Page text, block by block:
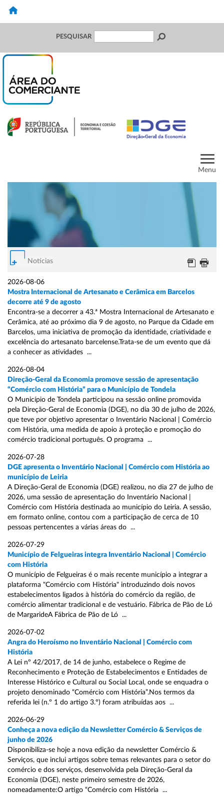
PESQUISAR
Menu
Notícias
2026-08-06
Mostra Internacional de Artesanato e Cerâmica em Barcelos
decorre até 9 de agosto
Encontra-se a decorrer a 43.ª Mostra Internacional de Artesanato e
Cerâmica, até ao próximo dia 9 de agosto, no Parque da Cidade em
Barcelos, uma iniciativa de promoção da identidade, criatividade e
excelência do artesanato barcelense.Trata-se de um evento que dá
a conhecer as atividades ...
2026-08-04
Direção-Geral da Economia promove sessão de apresentação
“Comércio com História” para o Município de Tondela
O Município de Tondela participou na sessão online promovida
pela Direção-Geral de Economia (DGE), no dia 30 de julho de 2026,
que teve por objetivo apresentar o Inventário Nacional | Comércio
com História, uma medida de apoio à proteção e promoção do
comércio tradicional português. O programa ...
2026-07-28
DGE apresenta o Inventário Nacional | Comércio com História ao
município de Leiria
A Direção-Geral de Economia (DGE) realizou, no dia 27 de julho de
2026, uma sessão de apresentação do Inventário Nacional |
Comércio com História destinada ao município do Leiria. A sessão,
em formato online, contou com a participação de cerca de 10
pessoas pertencentes a várias áreas do ...
2026-07-29
Município de Felgueiras integra Inventário Nacional | Comércio
com História
O município de Felgueiras é o mais recente município a integrar a
plataforma "Comércio com História" introduzindo dois novos
estabelecimentos ligados à história do comércio da região, de
comércio alimentar tradicional e de vestuário. Fábrica de Pão de Ló
de MargarideA Fábrica de Pão de Ló ...
2026-07-02
Angra do Heroísmo no Inventário Nacional | Comércio com
História
A Lei nº 42/2017, de 14 de junho, estabelece o Regime de
Reconhecimento e Proteção de Estabelecimentos e Entidades de
Interesse Histórico e Cultural ou Social Local, onde se enquadra o
projeto denominado “Comércio com História”.Nos termos da
referida lei (n.º 1 do artigo 3.º) foram atribuídas aos ...
2026-06-29
Conheça a nova edição da Newsletter Comércio & Serviços de
junho de 2026
Disponibiliza-se hoje a nova edição da newsletter Comércio &
Serviços, que inclui artigos sobre temas relevantes para o setor do
comércio e dos serviços, desenvolvida pela Direção-Geral da
Economia (DGE), neste primeiro semestre de 2026,
nomeadamente:O artigo “Comércio com História ...